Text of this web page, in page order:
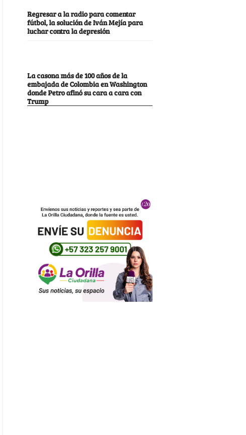
Regresar a la radio para comentar
fútbol, la solución de Iván Mejía para
luchar contra la depresión
La casona más de 100 años de la
embajada de Colombia en Washington
donde Petro afinó su cara a cara con
Trump